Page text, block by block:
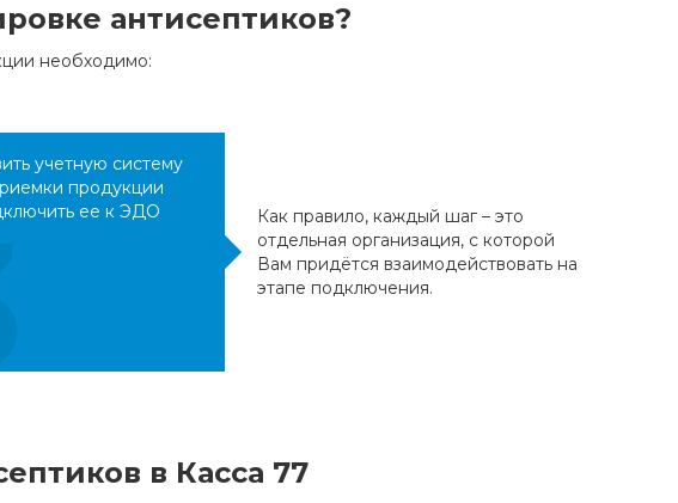
антисептиков?
необходимо:
учетную систему
продукции
ее к ЭДО
Как правило, каждый шаг – это
отдельная организация, с которой
Вам придётся взаимодействовать на
этапе подключения.
в Касса 77